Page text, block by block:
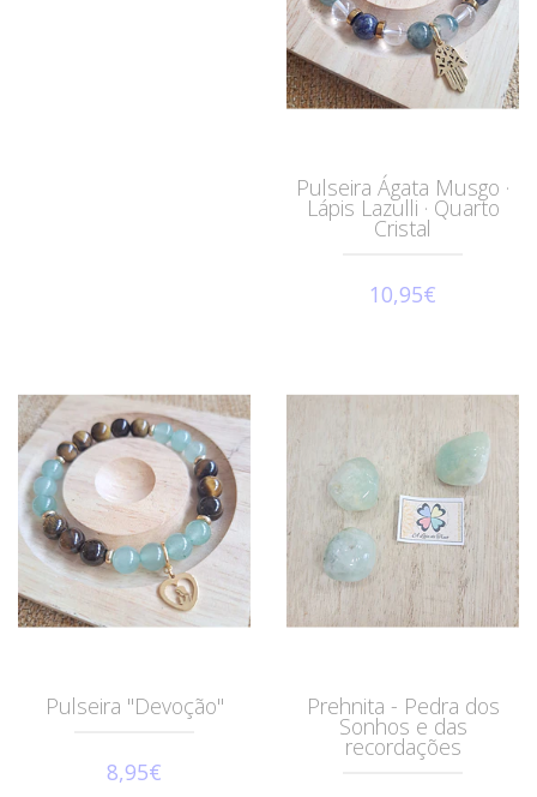
Pulseira Ágata Musgo ·
Lápis Lazulli · Quarto
Cristal
10,95€
Pulseira "Devoção"
8,95€
Prehnita - Pedra dos
Sonhos e das
recordações